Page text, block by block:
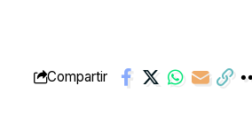
Compartir